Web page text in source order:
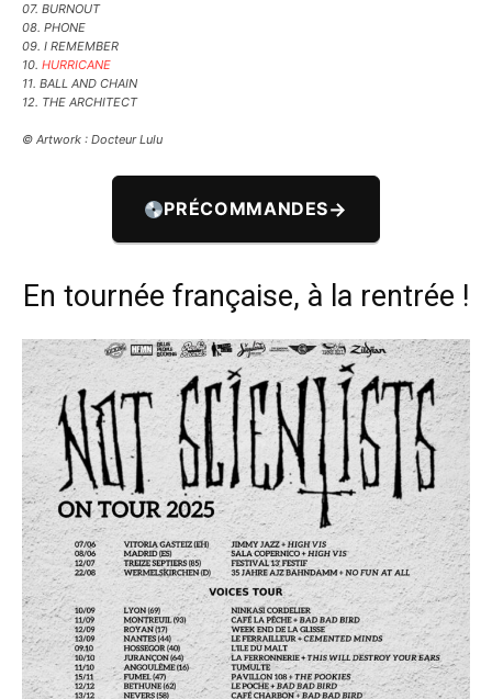
07. BURNOUT
08. PHONE
09. I REMEMBER
10. HURRICANE
11. BALL AND CHAIN
12. THE ARCHITECT
© Artwork : Docteur Lulu
PRÉCOMMANDES→
En tournée française, à la rentrée !